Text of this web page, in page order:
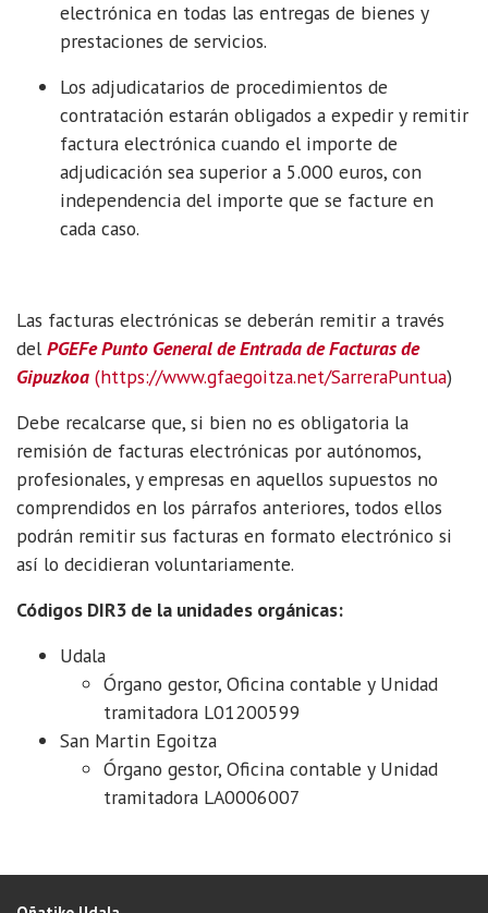
electrónica en todas las entregas de bienes y
prestaciones de servicios.
Los adjudicatarios de procedimientos de
contratación estarán obligados a expedir y remitir
factura electrónica cuando el importe de
adjudicación sea superior a 5.000 euros, con
independencia del importe que se facture en
cada caso.
Las facturas electrónicas se deberán remitir a través
del PGEFe Punto General de Entrada de Facturas de
Gipuzkoa (https://www.gfaegoitza.net/SarreraPuntua)
Debe recalcarse que, si bien no es obligatoria la
remisión de facturas electrónicas por autónomos,
profesionales, y empresas en aquellos supuestos no
comprendidos en los párrafos anteriores, todos ellos
podrán remitir sus facturas en formato electrónico si
así lo decidieran voluntariamente.
Códigos DIR3 de la unidades orgánicas:
Udala
Órgano gestor, Oficina contable y Unidad
tramitadora L01200599
San Martin Egoitza
Órgano gestor, Oficina contable y Unidad
tramitadora LA0006007